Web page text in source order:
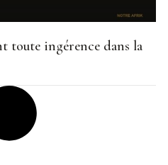
toute ingérence dans la